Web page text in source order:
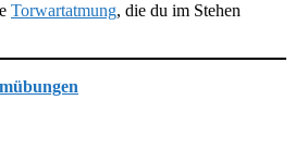
Torwartatmung, die du im Stehen